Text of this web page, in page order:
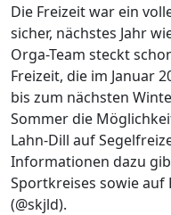
Die Freizeit war ein
sicher, nächstes Jahr
Orga-Team steckt
Freizeit, die im Januar
bis zum nächsten
Sommer die
Lahn-Dill auf
Informationen dazu
Sportkreises sowie auf
(@skjld).